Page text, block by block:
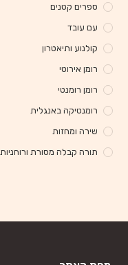
ספרים קטנים
עם עובד
קולנוע ותיאטרון
רומן אירוטי
רומן רומנטי
רומנטיקה באנגלית
שירה ומחזות
תורה קבלה מסורת ורוחניות